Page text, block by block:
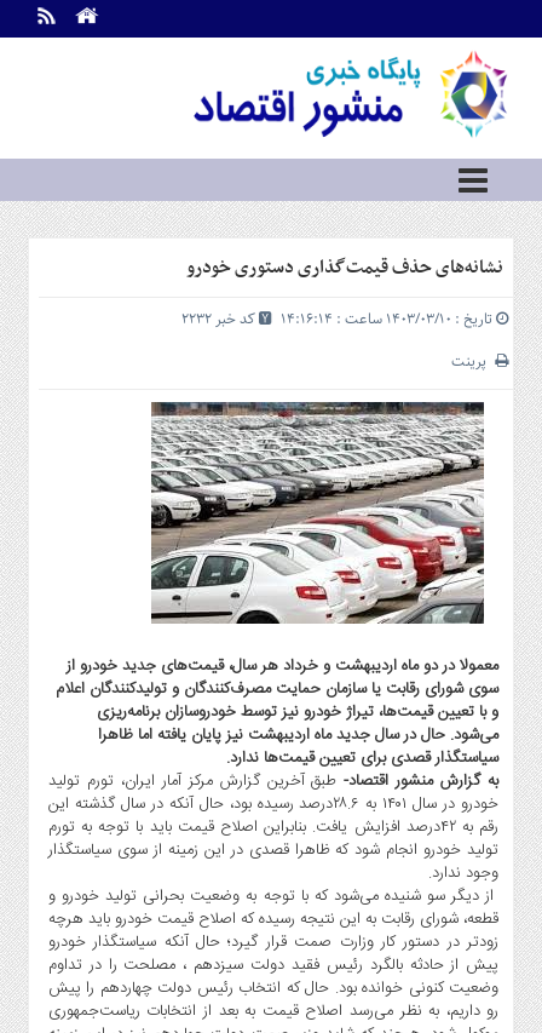
اطلاعات
تماس
ما
درباره
ما
سرویس
ها
بازار
سرمایه
و
بورس
مسکن
و
شهری
گاز
و
پتروشیمی
و
خودرو
استارت
آپ
و
فن
آوری
بانک
،
بیمه
و
ارز
دیجیتال
نشانه‌های حذف قیمت‌گذاری دستوری خودرو
تاریخ : ۱۴۰۳/۰۳/۱۰ ساعت : ۱۴:۱۶:۱۴
کد خبر 2232
پرینت
معمولا در دو ماه اردیبهشت و خرداد هر سال، قیمت‌های جدید خودرو از
سوی شورای رقابت یا سازمان حمایت مصرف‌کنندگان و تولیدکنندگان اعلام
و با تعیین قیمت‌ها، تیراژ خودرو نیز توسط خودروسازان برنامه‌ریزی
می‌شود. ‌حال در سال جدید ماه اردیبهشت نیز پایان یافته اما ظاهرا
سیاستگذار قصدی برای تعیین قیمت‌ها ندارد.
به گزارش منشور اقتصاد-طبق آخرین گزارش مرکز آمار ایران، تورم تولید
خودرو در سال ۱۴۰۱ به ۲۸.۶درصد رسیده بود، حال آنکه در سال گذشته این
رقم به ۴۲درصد افزایش یافت. بنابراین اصلاح قیمت باید با توجه به تورم
تولید خودرو انجام شود که ظاهرا قصدی در این زمینه از سوی سیاستگذار
وجود ندارد.
از دیگر سو شنیده می‌شود که با توجه به وضعیت بحرانی تولید خودرو و
قطعه، شورای رقابت به این نتیجه رسیده که اصلاح قیمت خودرو باید هر‌چه
زودتر در دستور کار وزارت صمت قرار گیرد؛ حال آنکه سیاستگذار خودرو
پیش از حادثه بالگرد رئیس فقید دولت سیزدهم ، مصلحت را در تداوم
وضعیت کنونی خوانده بود. حال که انتخاب رئیس دولت چهاردهم را پیش
رو داریم، به نظر می‌رسد اصلاح قیمت به بعد از انتخابات ر‌یاست‌جمهوری